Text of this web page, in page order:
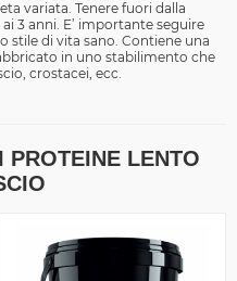
variata. Tenere fuori dalla
3 anni. E’ importante seguire
stile di vita sano. Contiene una
in uno stabilimento che
crostacei, ecc.
PROTEINE LENTO